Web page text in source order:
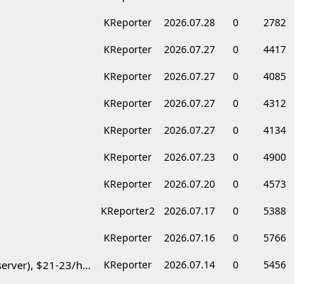
KReporter
2026.07.28 0
2782
KReporter
2026.07.27 0
4417
KReporter
2026.07.27 0
4085
KReporter
2026.07.27 0
4312
KReporter
2026.07.27 0
4134
KReporter
2026.07.23 0
4900
KReporter
2026.07.20 0
4573
KReporter2
2026.07.17 0
5388
KReporter
2026.07.16 0 5766
Korean BBQ 레스토랑 서버 & 호스트 구합니다 – Federal Way & Tacoma $45-$60/hr (server), $21-23/hr (Host) KReporter 2026.07.14 0
5456